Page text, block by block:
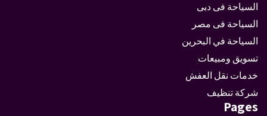
السياحة فى دبى
السياحة فى مصر
السياحة في البحرين
تسويق ومبيعات
خدمات نقل العفش
شركة تنظيف
Pages